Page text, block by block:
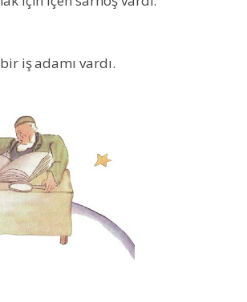
iş adamı vardı.